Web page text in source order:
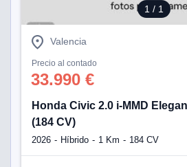
1 / 1
Valencia
Precio al contado
33.990 €
Honda Civic 2.0 i-MMD
(184 CV)
2026 Híbrido 1 Km 184 CV